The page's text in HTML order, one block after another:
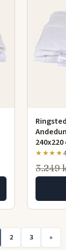
Ringsted
240x220
★★★★
3.249
2 3 »